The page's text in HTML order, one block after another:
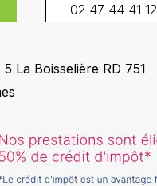
02 47 44 41 12
La Boisselière RD 751